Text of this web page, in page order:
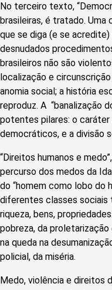
No terceiro texto,
brasileiras, é tratado.
que se diga (e se acredite)
desnudados
brasileiros não são
localização e
anomia social; a história
reproduz. A “banalização
potentes pilares: o
democráticos, e a divisão
“Direitos humanos e
percurso dos medos da
do “homem como lobo do
diferentes classes sociais
riqueza, bens,
pobreza, da
na queda na
policial, da miséria.
Medo, violência e direitos